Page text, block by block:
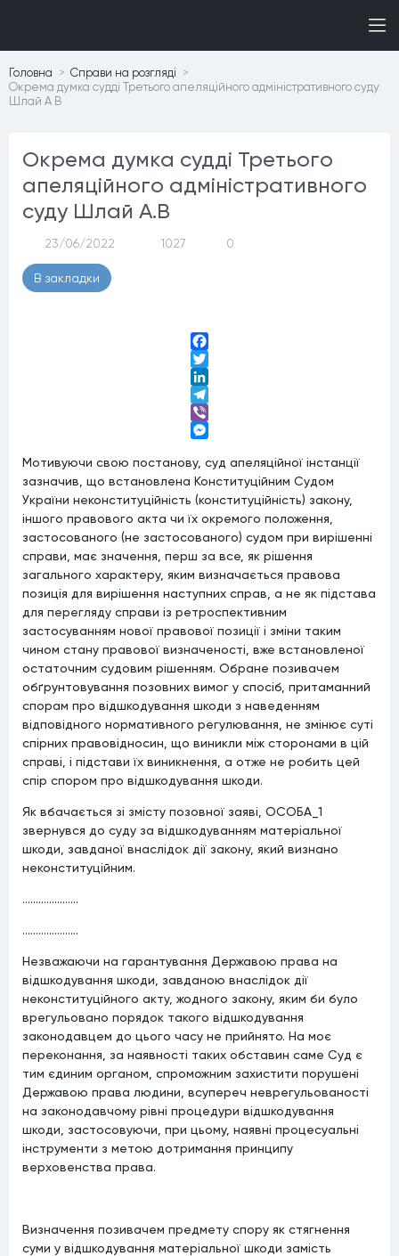
Головна
Справи на розглядi
Окрема думка судді Третього апеляційного адміністративного суду
Шлай А В
Окрема думка судді Третього
апеляційного адміністративного
суду Шлай А.В
23/06/2022 1027 0
В закладки
Facebook
Twitter
LinkedIn
Telegram
Viber
Мотивуючи свою постанову, суд апеляційної інстанції
зазначив, що встановлена Конституційним Судом
України неконституційність (конституційність) закону,
іншого правового акта чи їх окремого положення,
застосованого (не застосованого) судом при вирішенні
справи, має значення, перш за все, як рішення
загального характеру, яким визначається правова
позиція для вирішення наступних справ, а не як підстава
для перегляду справи із ретроспективним
застосуванням нової правової позиції і зміни таким
чином стану правової визначеності, вже встановленої
остаточним судовим рішенням. Обране позивачем
обґрунтовування позовних вимог у спосіб, притаманний
спорам про відшкодування шкоди з наведенням
відповідного нормативного регулювання, не змінює суті
спірних правовідносин, що виникли між сторонами в цій
справі, і підстави їх виникнення, а отже не робить цей
спір спором про відшкодування шкоди.
Як вбачається зі змісту позовної заяві, ОСОБА_1
звернувся до суду за відшкодуванням матеріальної
шкоди, завданої внаслідок дії закону, який визнано
неконституційним.
.....................
.....................
Незважаючи на гарантування Державою права на
відшкодування шкоди, завданою внаслідок дії
неконституційного акту, жодного закону, яким би було
врегульовано порядок такого відшкодування
законодавцем до цього часу не прийнято. На моє
переконання, за наявності таких обставин саме Суд є
тим єдиним органом, спроможним захистити порушені
Державою права людини, всупереч неврегульованості
на законодавчому рівні процедури відшкодування
шкоди, застосовуючи, при цьому, наявні процесуальні
інструменти з метою дотримання принципу
верховенства права.
Визначення позивачем предмету спору як стягнення
суми у відшкодування матеріальної шкоди замість